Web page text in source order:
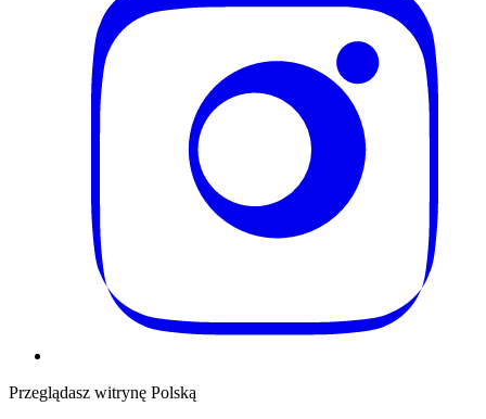
Przeglądasz witrynę Polską